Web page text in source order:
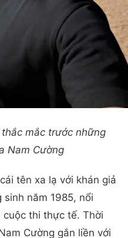
mắc trước những
Nam Cường
tên xa lạ với khán giả
năm 1985, nổi
cuộc thi thực tế. Thời
Cường gắn liền với